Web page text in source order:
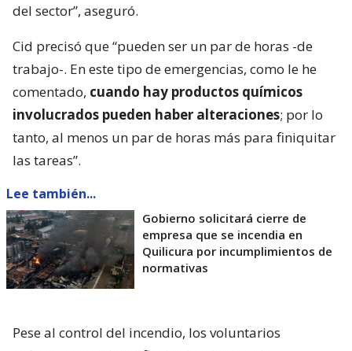
del sector”, aseguró.
Cid precisó que “pueden ser un par de horas -de
trabajo-. En este tipo de emergencias, como le he
comentado, cuando hay productos químicos
involucrados pueden haber alteraciones; por lo
tanto, al menos un par de horas más para finiquitar
las tareas”.
Lee también...
Gobierno solicitará cierre de
empresa que se incendia en
Quilicura por incumplimientos de
normativas
Pese al control del incendio, los voluntarios